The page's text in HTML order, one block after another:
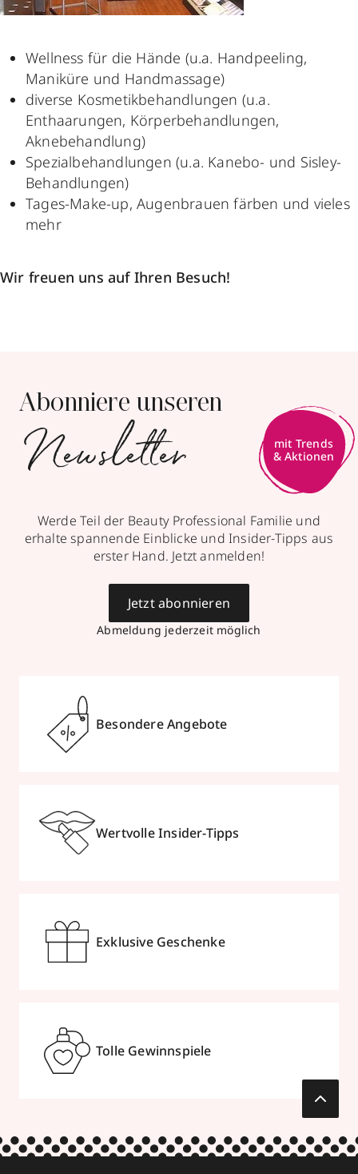
Wellness für die Hände (u.a. Handpeeling,
Maniküre und Handmassage)
diverse Kosmetikbehandlungen (u.a.
Enthaarungen, Körperbehandlungen,
Aknebehandlung)
Spezialbehandlungen (u.a. Kanebo- und Sisley-
Behandlungen)
Tages-Make-up, Augenbrauen färben und vieles
mehr
Wir freuen uns auf Ihren Besuch!
Abonniere unseren
Newsletter
mit Trends
& Aktionen
Werde Teil der Beauty Professional Familie und
erhalte spannende Einblicke und Insider-Tipps aus
erster Hand. Jetzt anmelden!
Abmeldung jederzeit möglich
Jetzt abonnieren
Besondere Angebote
Wertvolle Insider-Tipps
Exklusive Geschenke
Tolle Gewinnspiele